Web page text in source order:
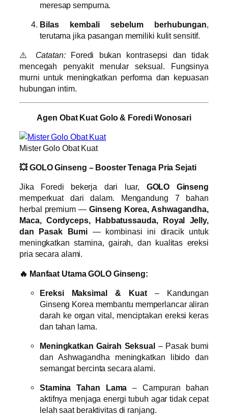
meresap sempurna.
Bilas kembali sebelum berhubungan,
terutama jika pasangan memiliki kulit sensitif.
⚠️ Catatan:Foredi bukan kontrasepsi dan tidak
mencegah penyakit menular seksual. Fungsinya
murni untuk meningkatkan performa dan kepuasan
hubungan intim.
Agen Obat Kuat Golo & Foredi Wonosari
Mister Golo Obat Kuat
💥 GOLO Ginseng – Booster Tenaga Pria Sejati
Jika Foredi bekerja dari luar, GOLO Ginseng
memperkuat dari dalam. Mengandung 7 bahan
herbal premium —Ginseng Korea, Ashwagandha,
Maca, Cordyceps, Habbatussauda, Royal Jelly,
dan Pasak Bumi — kombinasi ini diracik untuk
meningkatkan stamina, gairah, dan kualitas ereksi
pria secara alami.
🔥 Manfaat Utama GOLO Ginseng:
Ereksi Maksimal & Kuat– Kandungan
Ginseng Korea membantu memperlancar aliran
darah ke organ vital, menciptakan ereksi keras
dan tahan lama.
Meningkatkan Gairah Seksual– Pasak bumi
dan Ashwagandha meningkatkan libido dan
semangat bercinta secara alami.
Stamina Tahan Lama – Campuran bahan
aktifnya menjaga energi tubuh agar tidak cepat
lelah saat beraktivitas di ranjang.